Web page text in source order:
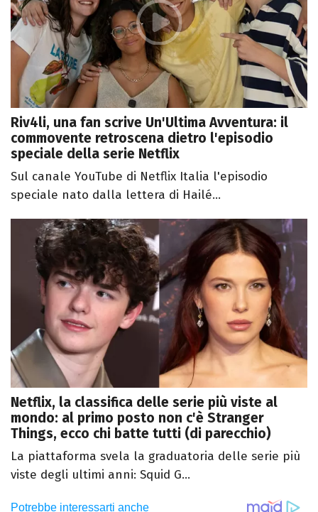
Riv4li, una fan scrive Un'Ultima Avventura: il
commovente retroscena dietro l'episodio
speciale della serie Netflix
Sul canale YouTube di Netflix Italia l'episodio
speciale nato dalla lettera di Hailé...
Netflix, la classifica delle serie più viste al
mondo: al primo posto non c'è Stranger
Things, ecco chi batte tutti (di parecchio)
La piattaforma svela la graduatoria delle serie più
viste degli ultimi anni: Squid G...